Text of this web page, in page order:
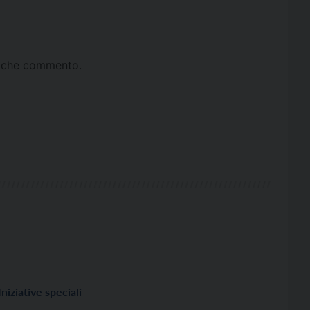
commento.
Iniziative speciali